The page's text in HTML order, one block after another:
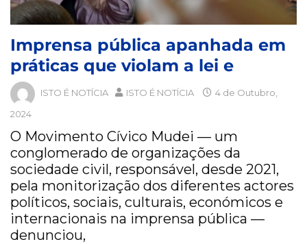
Imprensa pública apanhada em
práticas que violam a lei e
ISTO É NOTÍCIA ISTO É NOTÍCIA
4 de Outubro,
2024
O Movimento Cívico Mudei — um
conglomerado de organizações da
sociedade civil, responsável, desde 2021,
pela monitorização dos diferentes actores
políticos, sociais, culturais, económicos e
internacionais na imprensa pública —
denunciou,